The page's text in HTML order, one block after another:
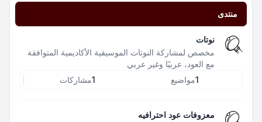
منتدى
نوتات
مخصص لمشاركة النوتات الموسيقية الأكاديمية المتوافقة
مع العود، عربيًا وغير عربي
1مواضيع 1مشاركات
معزوفات عود احترافيه